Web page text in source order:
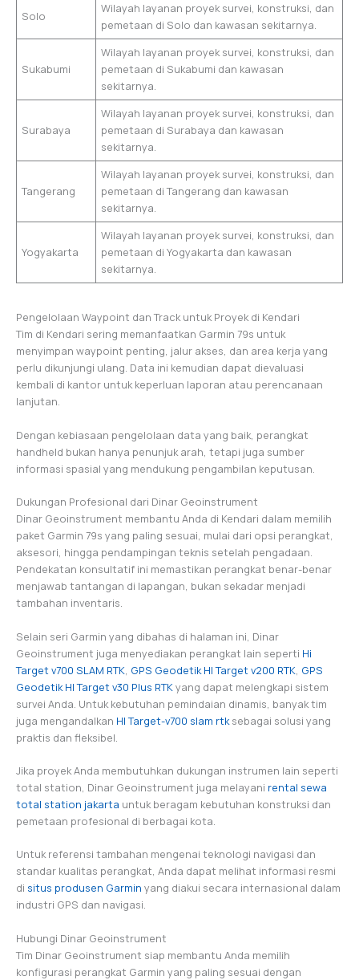
Solo
Wilayah layanan proyek survei, konstruksi, dan
pemetaan di Solo dan kawasan sekitarnya.
Sukabumi
Wilayah layanan proyek survei, konstruksi, dan
pemetaan di Sukabumi dan kawasan
sekitarnya.
Surabaya
Wilayah layanan proyek survei, konstruksi, dan
pemetaan di Surabaya dan kawasan
sekitarnya.
Tangerang
Wilayah layanan proyek survei, konstruksi, dan
pemetaan di Tangerang dan kawasan
sekitarnya.
Yogyakarta
Wilayah layanan proyek survei, konstruksi, dan
pemetaan di Yogyakarta dan kawasan
sekitarnya.
Pengelolaan Waypoint dan Track untuk Proyek di Kendari
Tim di Kendari sering memanfaatkan Garmin 79s untuk
menyimpan waypoint penting, jalur akses, dan area kerja yang
perlu dikunjungi ulang. Data ini kemudian dapat dievaluasi
kembali di kantor untuk keperluan laporan atau perencanaan
lanjutan.
Dengan kebiasaan pengelolaan data yang baik, perangkat
handheld bukan hanya penunjuk arah, tetapi juga sumber
informasi spasial yang mendukung pengambilan keputusan.
Dukungan Profesional dari Dinar Geoinstrument
Dinar Geoinstrument membantu Anda di Kendari dalam memilih
paket Garmin 79s yang paling sesuai, mulai dari opsi perangkat,
aksesori, hingga pendampingan teknis setelah pengadaan.
Pendekatan konsultatif ini memastikan perangkat benar-benar
menjawab tantangan di lapangan, bukan sekadar menjadi
tambahan inventaris.
Selain seri Garmin yang dibahas di halaman ini, Dinar
Geoinstrument juga menyediakan perangkat lain seperti Hi
Target v700 SLAM RTK GPS Geodetik HI Target v200 RTK GPS
Geodetik HI Target v30 Plus RTK yang dapat melengkapi sistem
survei Anda. Untuk kebutuhan pemindaian dinamis, banyak tim
juga mengandalkan HI Target-v700 slam rtk sebagai solusi yang
praktis dan fleksibel.
Jika proyek Anda membutuhkan dukungan instrumen lain seperti
total station, Dinar Geoinstrument juga melayani rental sewa
total station jakarta untuk beragam kebutuhan konstruksi dan
pemetaan profesional di berbagai kota.
Untuk referensi tambahan mengenai teknologi navigasi dan
standar kualitas perangkat, Anda dapat melihat informasi resmi
di situs produsen Garmin yang diakui secara internasional dalam
industri GPS dan navigasi.
Hubungi Dinar Geoinstrument
Tim Dinar Geoinstrument siap membantu Anda memilih
konfigurasi perangkat Garmin yang paling sesuai dengan